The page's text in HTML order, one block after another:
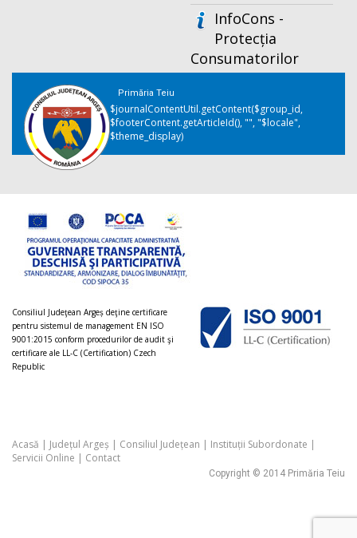
InfoCons -
Protecția
Consumatorilor
Primăria Teiu
$journalContentUtil.getContent($group_id,
$footerContent.getArticleId(), "", "$locale",
$theme_display)
Consiliul Judeţean Argeș deţine certificare
pentru sistemul de management EN ISO
9001:2015 conform procedurilor de audit şi
certificare ale LL-C (Certification) Czech
Republic
Acasă | Județul Argeș | Consiliul Județean | Instituții Subordonate |
Servicii Online | Contact
Copyright © 2014 Primăria Teiu